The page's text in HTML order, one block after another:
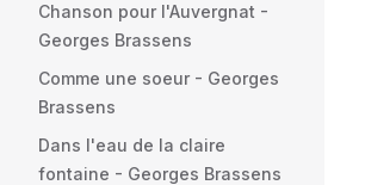
Chanson pour l'Auvergnat -
Georges Brassens
Comme une soeur - Georges
Brassens
Dans l'eau de la claire
fontaine - Georges Brassens